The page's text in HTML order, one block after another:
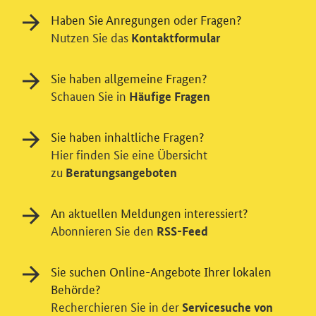
Einwilligung in Tracking und / oder
Wir bitten Sie an dieser Stelle um Ihre Einwilligung für
verschiedene Zusatzdienste unserer Webseite: Wir
datenschutzfreundlicher Statistiken verstehen, um
unsere Öffentlichkeitsarbeit zu verbessern. Zusätzlich
können Sie in die Nutzung eines Videodienstes
Haben Sie Anregungen oder Fragen?
Nutzen Sie das Kontaktformular
Sie haben allgemeine Fragen?
Schauen Sie in Häufige Fragen
Sie haben inhaltliche Fragen?
Hier finden Sie eine Übersicht
zu Beratungsangeboten
An aktuellen Meldungen interessiert?
Abonnieren Sie den RSS-Feed
Sie suchen Online-Angebote Ihrer lokalen
Behörde?
Recherchieren Sie in der Servicesuche von